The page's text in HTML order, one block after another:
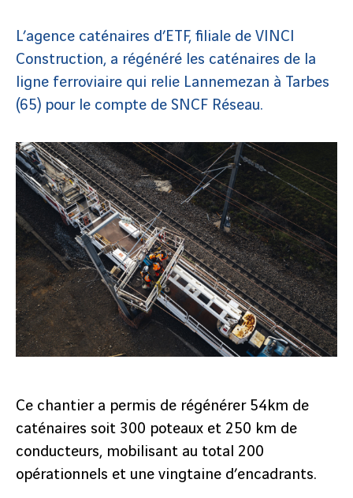
L’agence caténaires d’ETF, filiale de VINCI
Construction, a régénéré les caténaires de la
ligne ferroviaire qui relie Lannemezan à Tarbes
(65) pour le compte de SNCF Réseau.
Ce chantier a permis de régénérer 54km de
caténaires soit 300 poteaux et 250 km de
conducteurs, mobilisant au total 200
opérationnels et une vingtaine d’encadrants.